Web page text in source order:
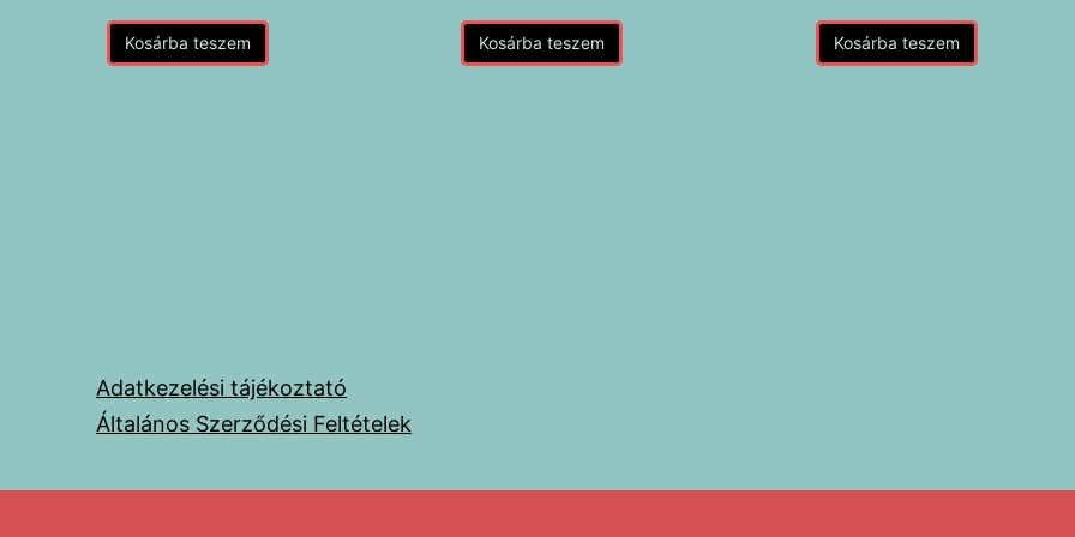
Kosárba teszem Kosárba teszem Kosárba teszem
Adatkezelési tájékoztató
Általános Szerződési Feltételek